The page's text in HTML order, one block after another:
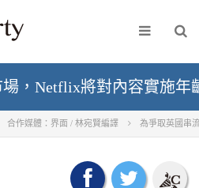
，Netflix將對內容實施年
合作媒體：界面 / 林宛賢編譯 為爭取英國串